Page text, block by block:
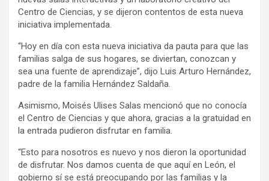
Centro de Ciencias, y se dijeron contentos de esta nueva
iniciativa implementada.
“Hoy en día con esta nueva iniciativa da pauta para que las
familias salga de sus hogares, se diviertan, conozcan y
sea una fuente de aprendizaje”, dijo Luis Arturo Hernández,
padre de la familia Hernández Saldaña.
Asimismo, Moisés Ulises Salas mencionó que no conocía
el Centro de Ciencias y que ahora, gracias a la gratuidad en
la entrada pudieron disfrutar en familia.
“Esto para nosotros es nuevo y nos dieron la oportunidad
de disfrutar. Nos damos cuenta de que aquí en León, el
gobierno sí se está preocupando por las familias y la